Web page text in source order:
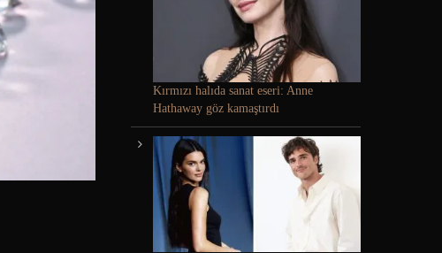
Kırmızı halıda sanat eseri: Anne
Hathaway göz kamaştırdı